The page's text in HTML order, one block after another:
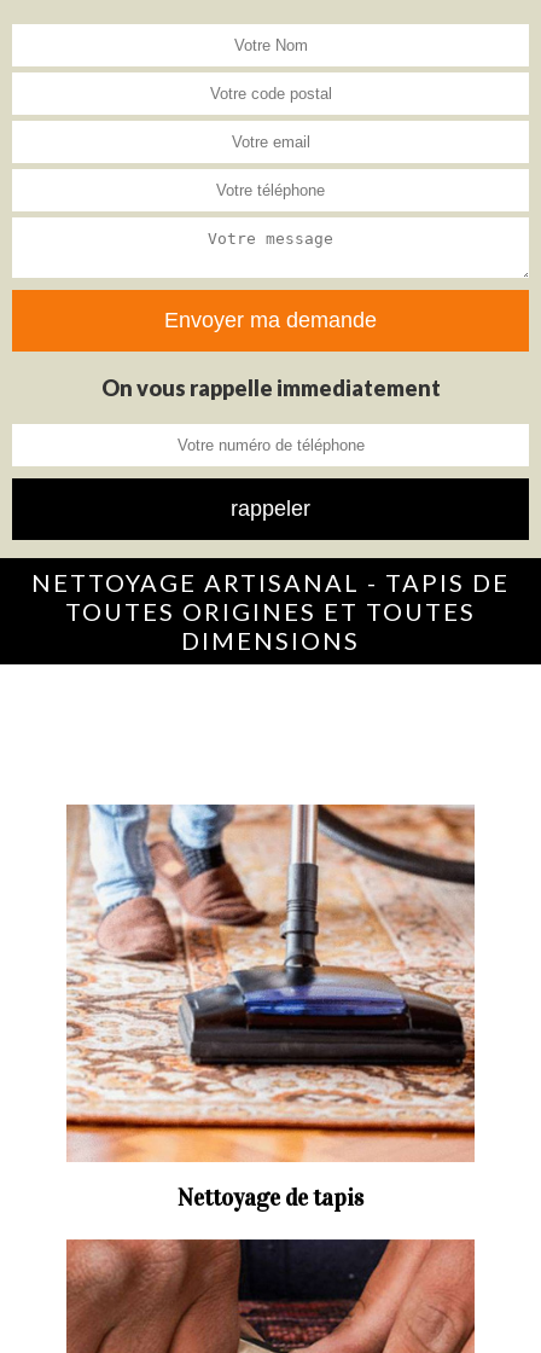
On vous rappelle immediatement
NETTOYAGE ARTISANAL - TAPIS DE
TOUTES ORIGINES ET TOUTES
DIMENSIONS
Nettoyage de tapis